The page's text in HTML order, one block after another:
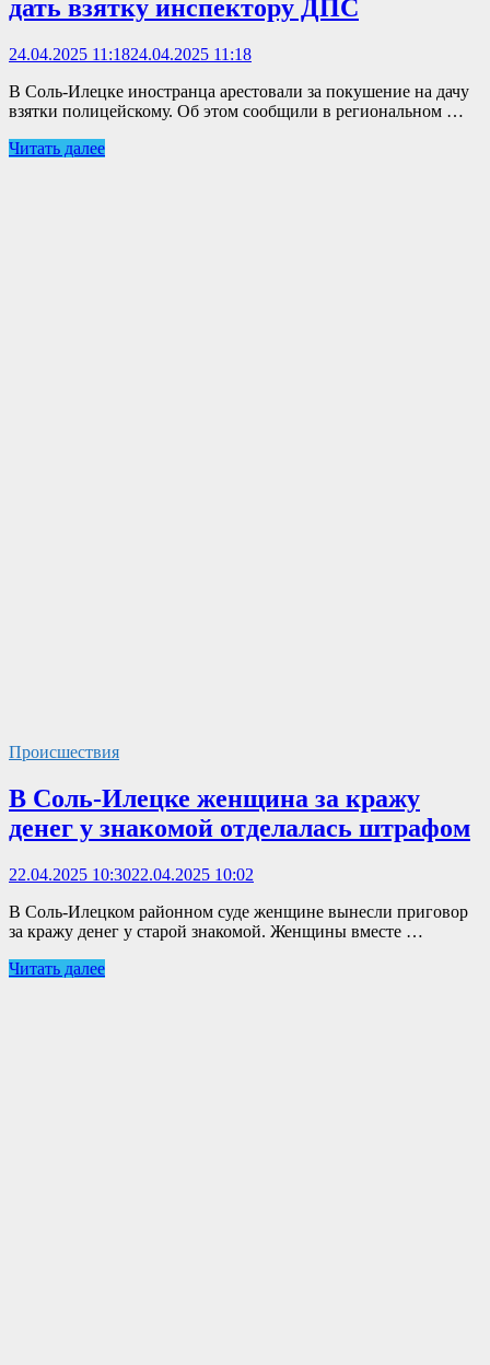
дать взятку инспектору ДПС
24.04.2025 11:1824.04.2025 11:18
В Соль-Илецке иностранца арестовали за покушение на дачу
взятки полицейскому. Об этом сообщили в региональном …
Читать далее
Происшествия
В Соль-Илецке женщина за кражу
денег у знакомой отделалась штрафом
22.04.2025 10:3022.04.2025 10:02
В Соль-Илецком районном суде женщине вынесли приговор
за кражу денег у старой знакомой. Женщины вместе …
Читать далее